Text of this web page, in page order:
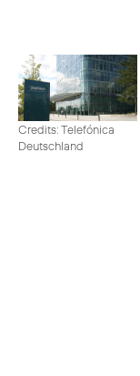
Credits: Telefónica
Deutschland